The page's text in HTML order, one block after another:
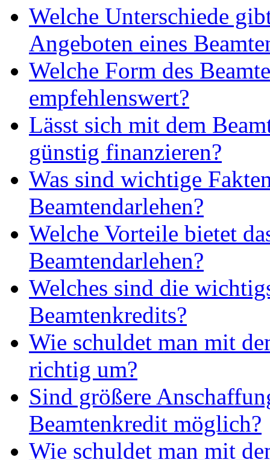
Welche Unterschiede
Angeboten eines
Welche Form des
empfehlenswert?
Lässt sich mit dem
günstig finanzieren?
Was sind wichtige
Beamtendarlehen?
Welche Vorteile bietet
Beamtendarlehen?
Welches sind die
Beamtenkredits?
Wie schuldet man mit
richtig um?
Sind größere
Beamtenkredit möglich?
Wie schuldet man mit